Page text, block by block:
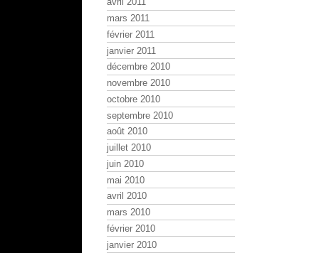
mars 2011
février 2011
janvier 2011
décembre 2010
novembre 2010
octobre 2010
septembre 2010
août 2010
juillet 2010
juin 2010
mai 2010
avril 2010
mars 2010
février 2010
janvier 2010